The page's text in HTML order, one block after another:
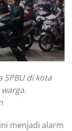
SPBU di kota
menjadi alarm